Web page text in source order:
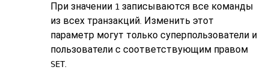
При значении 1 записываются все команды
из всех транзакций. Изменить этот
параметр могут только суперпользователи и
пользователи с соответствующим правом
SET.